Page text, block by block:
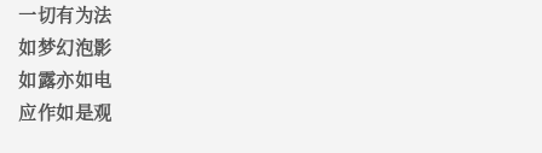
一切有为法
如梦幻泡影
如露亦如电
应作如是观